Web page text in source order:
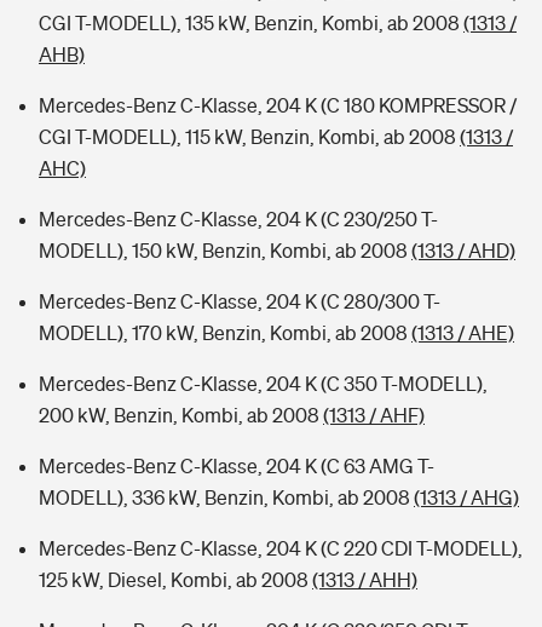
CGI T-MODELL), 135 kW, Benzin, Kombi, ab 2008 (1313 /
AHB)
Mercedes-Benz C-Klasse, 204 K (C 180 KOMPRESSOR /
CGI T-MODELL), 115 kW, Benzin, Kombi, ab 2008 (1313 /
AHC)
Mercedes-Benz C-Klasse, 204 K (C 230/250 T-
MODELL), 150 kW, Benzin, Kombi, ab 2008 (1313 / AHD)
Mercedes-Benz C-Klasse, 204 K (C 280/300 T-
MODELL), 170 kW, Benzin, Kombi, ab 2008 (1313 / AHE)
Mercedes-Benz C-Klasse, 204 K (C 350 T-MODELL),
200 kW, Benzin, Kombi, ab 2008 (1313 / AHF)
Mercedes-Benz C-Klasse, 204 K (C 63 AMG T-
MODELL), 336 kW, Benzin, Kombi, ab 2008 (1313 / AHG)
Mercedes-Benz C-Klasse, 204 K (C 220 CDI T-MODELL),
125 kW, Diesel, Kombi, ab 2008 (1313 / AHH)